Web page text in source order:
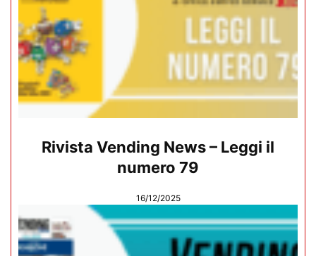
Rivista Vending News – Leggi il
numero 79
16/12/2025